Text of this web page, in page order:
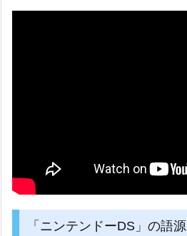
「ニンテンドーDS」の語源